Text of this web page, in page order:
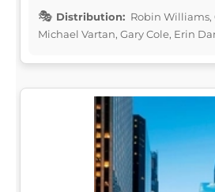
Distribution: Robin Williams,
Michael Vartan, Gary Cole, Erin